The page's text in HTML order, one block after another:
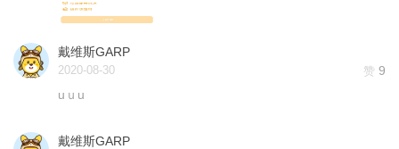
戴维斯GARP
2020-08-30 赞 9
uｕu
戴维斯GARP